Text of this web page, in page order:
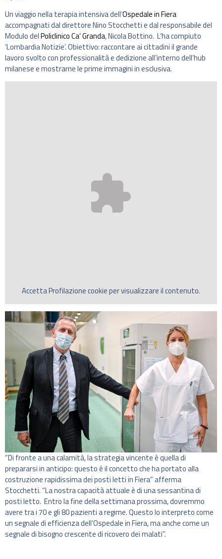
Un viaggio nella terapia intensiva dell’Ospedale in Fiera
accompagnati dal direttore Nino Stocchetti e dal responsabile del
Modulo delPoliclinico Ca’ Granda, Nicola Bottino. L’ha compiuto
‘Lombardia Notizie’. Obiettivo: raccontare ai cittadini il grande
lavoro svolto con professionalità e dedizione all’interno dell’hub
milanese e mostrarne le prime immagini in esclusiva.
AccettaProfilazionecookie per visualizzare il contenuto.
“Di fronte a una calamità, la strategia vincente è quella di
prepararsi in anticipo: questo è il concetto che ha portato alla
costruzione rapidissima dei posti letti in Fiera” afferma
Stocchetti. “La nostra capacità attuale è di una sessantina di
posti letto. Entro la fine della settimana prossima, dovremmo
avere tra i 70 e gli 80 pazienti a regime. Questo lo interpreto come
un segnale di efficienza dell’Ospedale in Fiera, ma anche come un
segnale di bisogno crescente di ricovero dei malati”.